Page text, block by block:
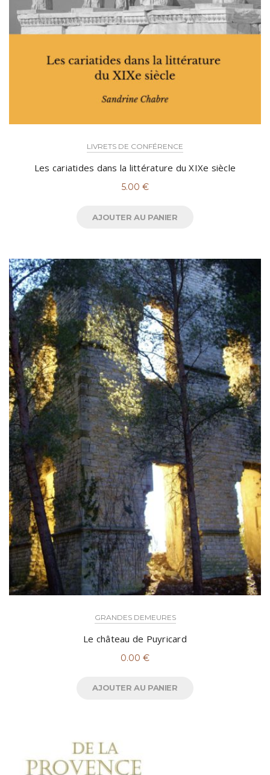
LIVRETS DE CONFÉRENCE
Les cariatides dans la littérature du XIXe siècle
5.00 €
AJOUTER AU PANIER
GRANDES DEMEURES
Le château de Puyricard
0.00 €
AJOUTER AU PANIER